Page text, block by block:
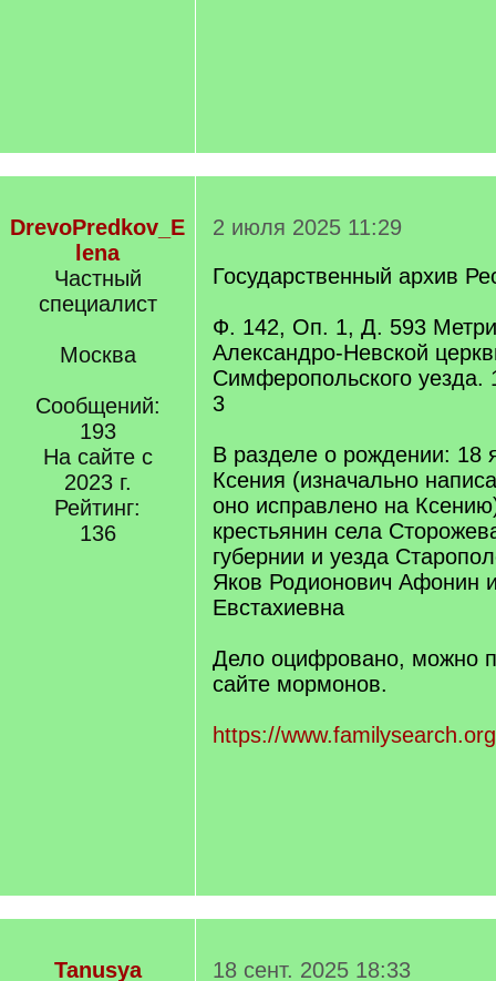
DrevoPredkov_E
lena
Частный
специалист
Москва
Сообщений:
193
На сайте с
2023 г.
Рейтинг:
136
2 июля 2025 11:29
Государственный архив
Ф. 142, Оп. 1, Д. 593
Александро-Невской
Симферопольского уезда.
3
В разделе о рождении: 18
Ксения (изначально
оно исправлено на
крестьянин села
губернии и уезда
Яков Родионович Афонин
Евстахиевна
Дело оцифровано, можно
сайте мормонов.
https://
Tanusya 18 сент. 2025 18:33